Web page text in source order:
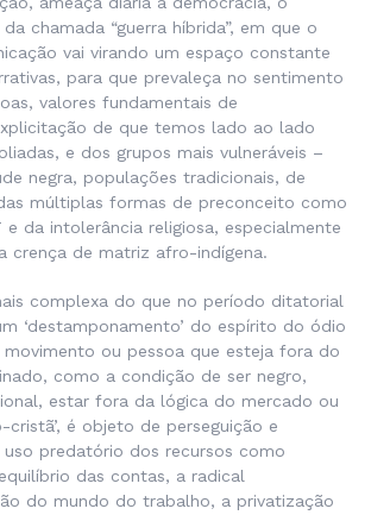
chamada “guerra híbrida”, em que o
vai virando um espaço constante
para que prevaleça no sentimento
valores fundamentais de
de que temos lado ao lado
e dos grupos mais vulneráveis –
negra, populações tradicionais, de
múltiplas formas de preconceito como
da intolerância religiosa, especialmente
crença de matriz afro-indígena.
complexa do que no período ditatorial
‘destamponamento’ do espírito do ódio
movimento ou pessoa que esteja fora do
como a condição de ser negro,
estar fora da lógica do mercado ou
cristã’, é objeto de perseguição e
uso predatório dos recursos como
das contas, a radical
do mundo do trabalho, a privatização